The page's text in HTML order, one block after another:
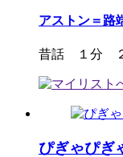
アストン＝路
昔話 １分
ぴぎゃぴぎ